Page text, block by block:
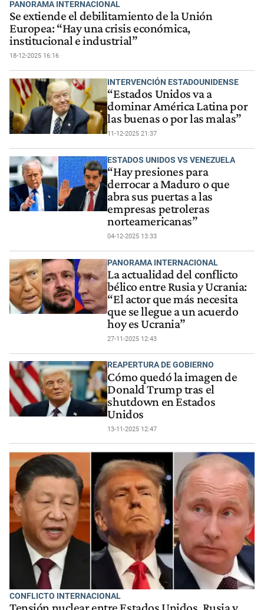
PANORAMA INTERNACIONAL
Se extiende el debilitamiento de la Unión
Europea: “Hay una crisis económica,
institucional e industrial”
18-12-2025 16:16
INTERVENCIÓN ESTADOUNIDENSE
“Estados Unidos va a
dominar América Latina por
las buenas o por las malas”
11-12-2025 21:37
ESTADOS UNIDOS VS VENEZUELA
“Hay presiones para
derrocar a Maduro o que
abra sus puertas a las
empresas petroleras
norteamericanas”
04-12-2025 13:33
PANORAMA INTERNACIONAL
La actualidad del conflicto
bélico entre Rusia y Ucrania:
“El actor que más necesita
que se llegue a un acuerdo
hoy es Ucrania”
27-11-2025 12:43
REAPERTURA DE GOBIERNO
Cómo quedó la imagen de
Donald Trump tras el
shutdown en Estados
Unidos
13-11-2025 12:47
CONFLICTO INTERNACIONAL